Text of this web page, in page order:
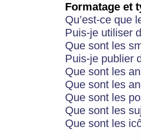
Formatage et
Qu’est-ce que
Puis-je utiliser
Que sont les
Puis-je publier
Que sont les
Que sont les
Que sont les
Que sont les
Que sont les